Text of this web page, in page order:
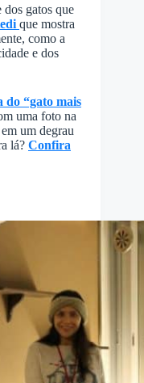
gatos que
que mostra
como a
e dos
do “gato mais
uma foto na
um degrau
lá? Confira